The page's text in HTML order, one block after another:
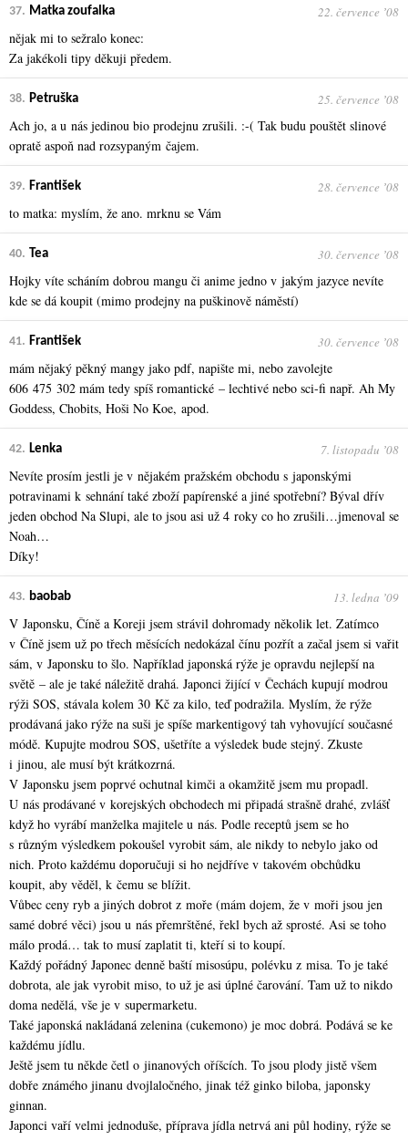
37. Matka zoufalka 22. července ʼ08
nějak mi to sežralo konec:
Za jakékoli tipy děkuji předem.
38. Petruška 25. července ʼ08
Ach jo, a u nás jedinou bio prodejnu zrušili. :-( Tak budu pouštět slinové
opratě aspoň nad rozsypaným čajem.
39. František 28. července ʼ08
to matka: myslím, že ano. mrknu se Vám
40. Tea 30. července ʼ08
Hojky víte scháním dobrou mangu či anime jedno v jakým jazyce nevíte
kde se dá koupit (mimo prodejny na puškinově náměstí)
41. František 30. července ʼ08
mám nějaký pěkný mangy jako pdf, napište mi, nebo zavolejte
606 475 302 mám tedy spíš romantické – lechtivé nebo sci-fi např. Ah My
Goddess, Chobits, Hoši No Koe, apod.
42. Lenka 7. listopadu ʼ08
Nevíte prosím jestli je v nějakém pražském obchodu s japonskými
potravinami k sehnání také zboží papírenské a jiné spotřební? Býval dřív
jeden obchod Na Slupi, ale to jsou asi už 4 roky co ho zrušili…jmenoval se
Noah…
Díky!
43. baobab 13. ledna ʼ09
V Japonsku, Číně a Koreji jsem strávil dohromady několik let. Zatímco
v Číně jsem už po třech měsících nedokázal čínu pozřít a začal jsem si vařit
sám, v Japonsku to šlo. Například japonská rýže je opravdu nejlepší na
světě – ale je také náležitě drahá. Japonci žijící v Čechách kupují modrou
rýži SOS, stávala kolem 30 Kč za kilo, teď podražila. Myslím, že rýže
prodávaná jako rýže na suši je spíše markentigový tah vyhovující současné
módě. Kupujte modrou SOS, ušetříte a výsledek bude stejný. Zkuste
i jinou, ale musí být krátkozrná.
V Japonsku jsem poprvé ochutnal kimči a okamžitě jsem mu propadl.
U nás prodávané v korejských obchodech mi připadá strašně drahé, zvlášť
když ho vyrábí manželka majitele u nás. Podle receptů jsem se ho
s různým výsledkem pokoušel vyrobit sám, ale nikdy to nebylo jako od
nich. Proto každému doporučuji si ho nejdříve v takovém obchůdku
koupit, aby věděl, k čemu se blížit.
Vůbec ceny ryb a jiných dobrot z moře (mám dojem, že v moři jsou jen
samé dobré věci) jsou u nás přemrštěné, řekl bych až sprosté. Asi se toho
málo prodá… tak to musí zaplatit ti, kteří si to koupí.
Každý pořádný Japonec denně baští misosúpu, polévku z misa. To je také
dobrota, ale jak vyrobit miso, to už je asi úplné čarování. Tam už to nikdo
doma nedělá, vše je v supermarketu.
Také japonská nakládaná zelenina (cukemono) je moc dobrá. Podává se ke
každému jídlu.
Ještě jsem tu někde četl o jinanových oříšcích. To jsou plody jistě všem
dobře známého jinanu dvojlaločného, jinak též ginko biloba, japonsky
ginnan.
Japonci vaří velmi jednoduše, příprava jídla netrvá ani půl hodiny, rýže se